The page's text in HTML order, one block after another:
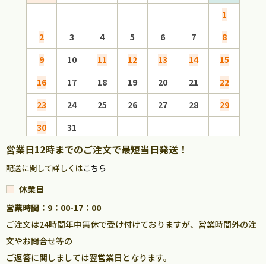
1
2
3 4 5 6 7
8
9
10 11 12 13 14
15
16
17 18 19 20 21
22
23
24 25 26 27 28
29
30
31
営業日12時までのご注文で最短当日発送！
配送に関して詳しくはこちら
休業日
営業時間：9：00-17：00
ご注文は24時間年中無休で受け付けておりますが、営業時間外の注
文やお問合せ等の
ご返答に関しましては翌営業日となります。